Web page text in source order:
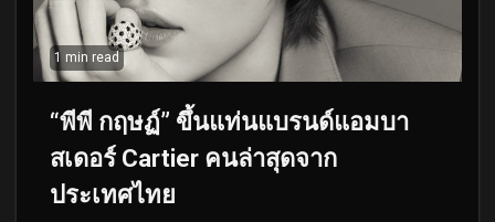
1 min read
“พีพี กฤษฏ์” ขึ้นแท่นแบรนด์แอมบา
สเดอร์ Cartier คนล่าสุดจาก
ประเทศไทย